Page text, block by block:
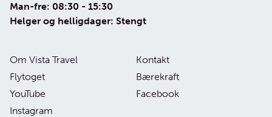
Man-fre: 08:30 - 15:30
Helger og helligdager: Stengt
Om Vista Travel
Kontakt
Flytoget
Bærekraft
YouTube
Facebook
Instagram